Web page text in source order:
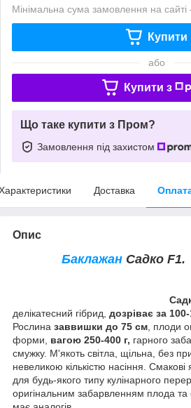
Мінімальна сума замовлення на
Купити
або
Купити з
Що таке купити з Пром?
Замовлення під захистом
Доставка
Опис
Баклажан Садко F1.
Садко
делікатесний гібрид, дозріває за
Рослина заввишки до 75 см , плоди
форми,
вагою 250-400 г, гарного
смужку. М'якоть світла, щільна, без
невеликою кількістю насіння. Смакові
для будь-якого типу кулінарного
оригінальним забарвленням плода